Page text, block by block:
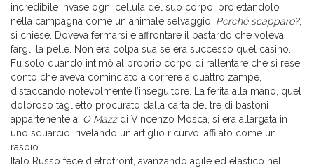
incredibile invase ogni cellula del suo corpo, proiettandolo
nella campagna come un animale selvaggio. Perché scappare?,
si chiese. Doveva fermarsi e affrontare il bastardo che voleva
fargli la pelle. Non era colpa sua se era successo quel casino.
Fu solo quando intimò al proprio corpo di rallentare che si rese
conto che aveva cominciato a correre a quattro zampe,
distaccando notevolmente l’inseguitore. La ferita alla mano, quel
doloroso taglietto procurato dalla carta del tre di bastoni
appartenente a ’O Mazzdi Vincenzo Mosca, si era allargata in
uno squarcio, rivelando un artiglio ricurvo, affilato come un
rasoio.
Italo Russo fece dietrofront, avanzando agile ed elastico nel